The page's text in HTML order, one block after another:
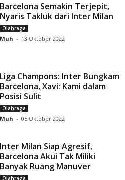
Barcelona Semakin Terjepit,
Nyaris Takluk dari Inter Milan
Olahraga
Muh - 13 Oktober 2022
Liga Champons: Inter Bungkam
Barcelona, Xavi: Kami dalam
Posisi Sulit
Olahraga
Muh - 05 Oktober 2022
Inter Milan Siap Agresif,
Barcelona Akui Tak Miliki
Banyak Ruang Manuver